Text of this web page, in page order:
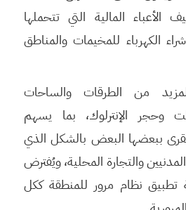
الأعباء المالية التي تتحملها
الكهرباء للمخيمات والمناطق
من الطرقات والساحات
وحجر الإنترلوك، بما يسهم
ببعضها البعض بالشكل الذي
والتجارة المحلية، ويُفترض
تطبيق نظام مرور للمنطقة ككل